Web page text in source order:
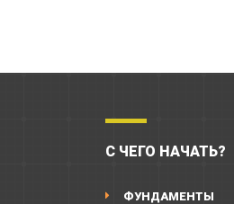
С ЧЕГО НАЧАТЬ?
ФУНДАМЕНТЫ